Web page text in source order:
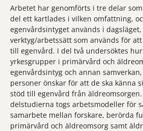
Arbetet har genomförts i tre delar
del ett kartlades i vilken omfattning,
egenvårdsintyget används i
verktyg/arbetssätt som används för
till egenvård. I del två undersöktes
yrkesgrupper i primärvård och
egenvårdsintyg och annan
personer önskar för att de ska känna
stöd till egenvård från
delstudierna togs arbetsmodeller för
samarbete mellan forskare, berörda
primärvård och äldreomsorg samt